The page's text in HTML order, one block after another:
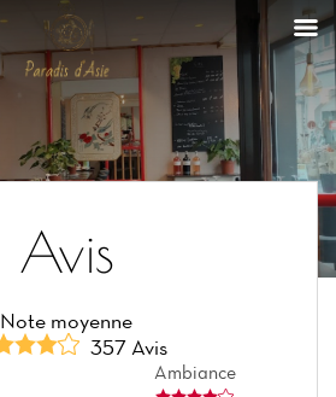
Avis
Note moyenne
357 Avis
Ambiance